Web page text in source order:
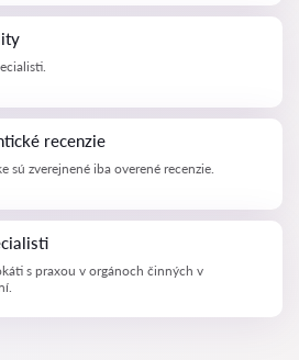
recenzie
sú zverejnené iba overené recenzie.
s praxou v orgánoch činných v